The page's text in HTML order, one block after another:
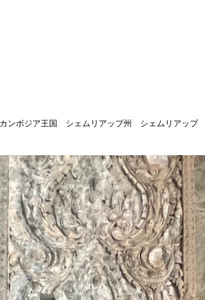
ンボジア王国 シェムリアップ州 シェムリアッ